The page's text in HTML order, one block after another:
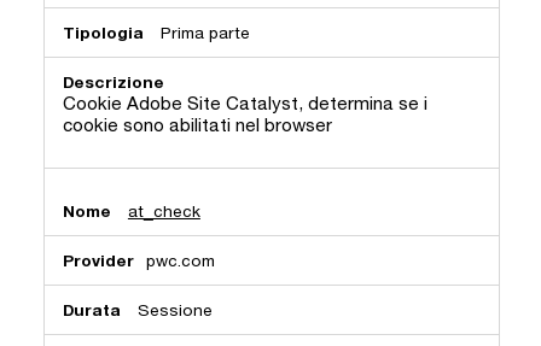
Prima parte
Cookie Adobe Site Catalyst, determina se i
cookie sono abilitati nel browser
at_check
pwc.com
Sessione